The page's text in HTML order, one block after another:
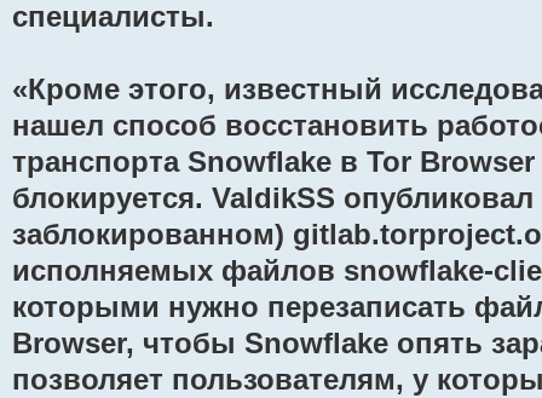
специалисты.
«Кроме этого, известный
нашел способ восстановить
транспорта Snowflake в Tor Browser
блокируется. ValdikSS
заблокированном)
исполняемых файлов snowflake-
которыми нужно перезаписать
Browser, чтобы Snowflake опять
позволяет пользователям, у